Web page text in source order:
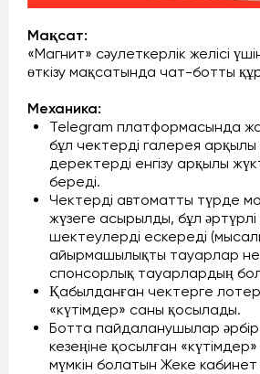
Мақсат:
«Магнит» сәулеткерлік желісі
өткізу мақсатында чат-ботты
Механика:
Telegram платформасында
бұл чектерді галерея
деректерді енгізу арқылы
береді.
Чектерді автоматты түрде
жүзеге асырылды, бұл
шектеулерді ескереді
айырмашылықты тауарлар
спонсорлық тауарлардың
Қабылданған чектерге
«күтімдер» саны қосылады.
Ботта пайдаланушылар
кезеңіне қосылған
мүмкін болатын Жеке